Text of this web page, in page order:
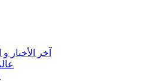
آخر الأخبار و